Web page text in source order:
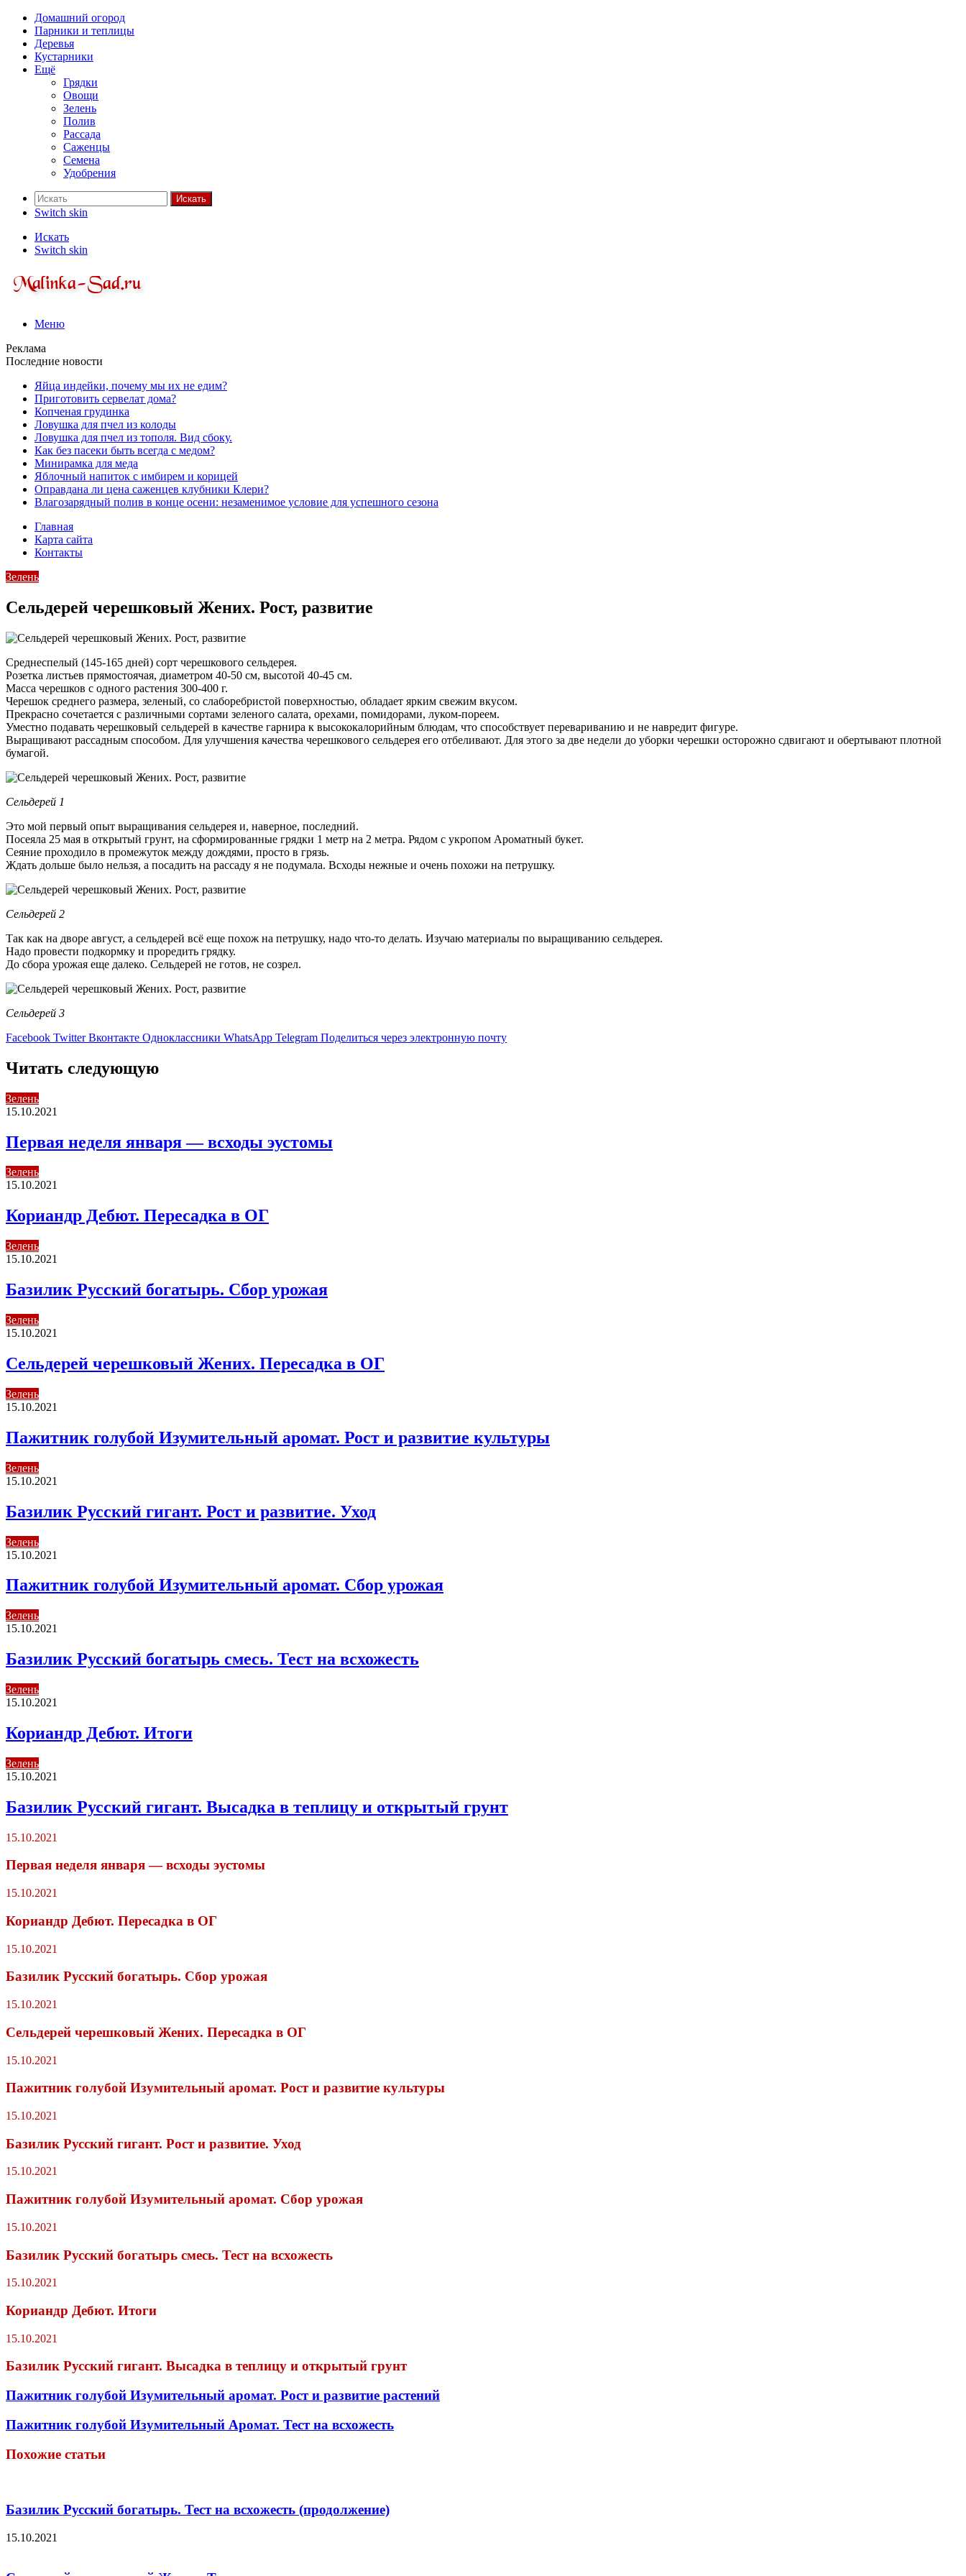
Домашний огород
Парники и теплицы
Деревья
Кустарники
Ещё
Грядки
Овощи
Зелень
Полив
Рассада
Саженцы
Семена
Удобрения
Искать
Switch skin
Искать
Switch skin
Меню
Реклама
Последние новости
Яйца индейки, почему мы их не едим?
Приготовить сервелат⁠⁠ дома?
Копченая грудинка
Ловушка для пчел из колоды
Ловушка для пчел из тополя. Вид сбоку.
Как без пасеки быть всегда с медом?
Минирамка для меда
Яблочный напиток с имбирем и корицей
Оправдана ли цена саженцев клубники Клери?
Влагозарядный полив в конце осени: незаменимое условие для успешного сезона
Главная
Карта сайта
Контакты
Зелень
Сельдерей черешковый Жених. Рост, развитие
Среднеспелый (145-165 дней) сорт черешкового сельдерея.
Розетка листьев прямостоячая, диаметром 40-50 см, высотой 40-45 см.
Масса черешков с одного растения 300-400 г.
Черешок среднего размера, зеленый, со слаборебристой поверхностью, обладает ярким свежим вкусом.
Прекрасно сочетается с различными сортами зеленого салата, орехами, помидорами, луком-пореем.
Уместно подавать черешковый сельдерей в качестве гарнира к высококалорийным блюдам, что способствует перевариванию и не навредит фигуре.
Выращивают рассадным способом. Для улучшения качества черешкового сельдерея его отбеливают. Для этого за две недели до уборки черешки осторожно сдвигают и обертывают плотной
бумагой.
Сельдерей 1
Это мой первый опыт выращивания сельдерея и, наверное, последний.
Посеяла 25 мая в открытый грунт, на сформированные грядки 1 метр на 2 метра. Рядом с укропом Ароматный букет.
Сеяние проходило в промежуток между дождями, просто в грязь.
Ждать дольше было нельзя, а посадить на рассаду я не подумала. Всходы нежные и очень похожи на петрушку.
Сельдерей 2
Так как на дворе август, а сельдерей всё еще похож на петрушку, надо что-то делать. Изучаю материалы по выращиванию сельдерея.
Надо провести подкормку и проредить грядку.
До сбора урожая еще далеко. Сельдерей не готов, не созрел.
Сельдерей 3
Facebook Twitter Вконтакте Одноклассники WhatsApp Telegram Поделиться через электронную почту
Читать следующую
Зелень
15.10.2021
Первая неделя января — всходы эустомы
Зелень
15.10.2021
Кориандр Дебют. Пересадка в ОГ
Зелень
15.10.2021
Базилик Русский богатырь. Сбор урожая
Зелень
15.10.2021
Сельдерей черешковый Жених. Пересадка в ОГ
Зелень
15.10.2021
Пажитник голубой Изумительный аромат. Рост и развитие культуры
Зелень
15.10.2021
Базилик Русский гигант. Рост и развитие. Уход
Зелень
15.10.2021
Пажитник голубой Изумительный аромат. Сбор урожая
Зелень
15.10.2021
Базилик Русский богатырь смесь. Тест на всхожесть
Зелень
15.10.2021
Кориандр Дебют. Итоги
Зелень
15.10.2021
Базилик Русский гигант. Высадка в теплицу и открытый грунт
15.10.2021
Первая неделя января — всходы эустомы
15.10.2021
Кориандр Дебют. Пересадка в ОГ
15.10.2021
Базилик Русский богатырь. Сбор урожая
15.10.2021
Сельдерей черешковый Жених. Пересадка в ОГ
15.10.2021
Пажитник голубой Изумительный аромат. Рост и развитие культуры
15.10.2021
Базилик Русский гигант. Рост и развитие. Уход
15.10.2021
Пажитник голубой Изумительный аромат. Сбор урожая
15.10.2021
Базилик Русский богатырь смесь. Тест на всхожесть
15.10.2021
Кориандр Дебют. Итоги
15.10.2021
Базилик Русский гигант. Высадка в теплицу и открытый грунт
Пажитник голубой Изумительный аромат. Рост и развитие растений
Пажитник голубой Изумительный Аромат. Тест на всхожесть
Похожие статьи
Базилик Русский богатырь. Тест на всхожесть (продолжение)
15.10.2021